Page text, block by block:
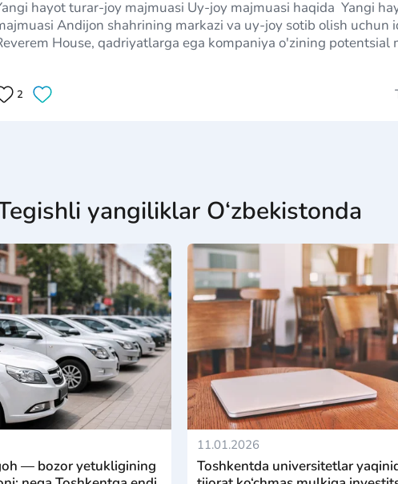
hayot turar-joy majmuasi Uy-joy majmuasi haqida Yangi hayot turar-joy
Andijon shahrining markazi va uy-joy sotib olish uchun
House, qadriyatlarga ega kompaniya o'zining potentsial
2
yangiliklar O‘zbekistonda
— bozor yetukligining
11.01.2026
Toshkentda universitetlar